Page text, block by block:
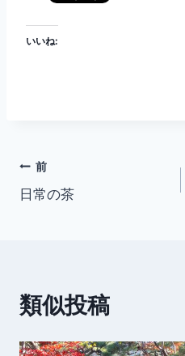
いいね:
投
稿
ゲ
ー
前
日常の茶
類似投稿